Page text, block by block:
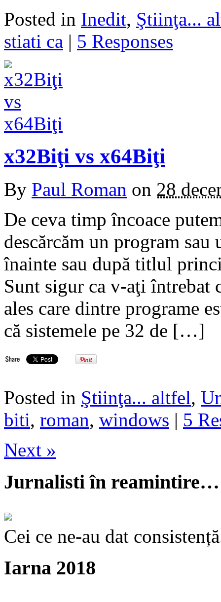
Posted in Inedit, Ştiinţa...
stiati ca | 5 Responses
x32Biţi vs x64Biţi
By Paul Roman on 28
De ceva timp încoace
descărcăm un program sau
înainte sau după titlul
Sunt sigur ca v-aţi întrebat
ales care dintre programe
că sistemele pe 32 de […]
Posted in Ştiinţa... altfel,
biti, roman, windows | 5
Next »
Jurnalisti în reamintire…
Cei ce ne-au dat
Iarna 2018